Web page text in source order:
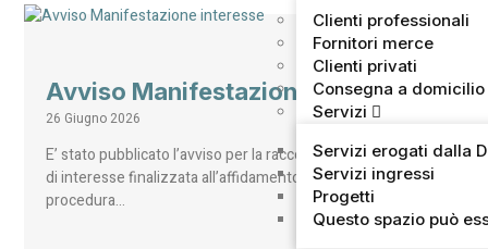
Clienti professionali
Fornitori merce
Clienti privati
Consegna a domicilio
Servizi
Servizi erogati dalla
Servizi ingressi
Progetti
Questo spazio può
Avviso Manifestazione interesse
26 Giugno 2026
E’ stato pubblicato l’avviso per la raccolta di manifestazioni
di interesse finalizzata all’affidamento, mediante
procedura…